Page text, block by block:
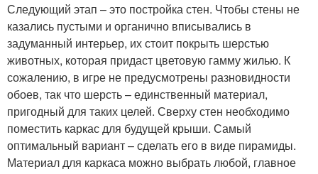
Следующий этап – это постройка стен. Чтобы стены не
казались пустыми и органично вписывались в
задуманный интерьер, их стоит покрыть шерстью
животных, которая придаст цветовую гамму жилью. К
сожалению, в игре не предусмотрены разновидности
обоев, так что шерсть – единственный материал,
пригодный для таких целей. Сверху стен необходимо
поместить каркас для будущей крыши. Самый
оптимальный вариант – сделать его в виде пирамиды.
Материал для каркаса можно выбрать любой, главное